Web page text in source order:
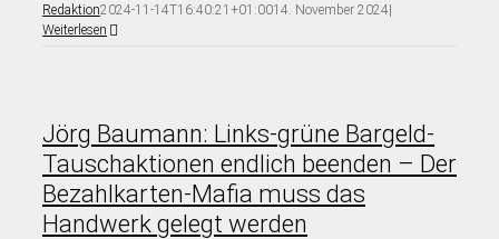
Redaktion2024-11-14T16:40:21+01:0014. November 2024|
Weiterlesen
Jörg Baumann: Links-grüne Bargeld-
Tauschaktionen endlich beenden – Der
Bezahlkarten-Mafia muss das
Handwerk gelegt werden